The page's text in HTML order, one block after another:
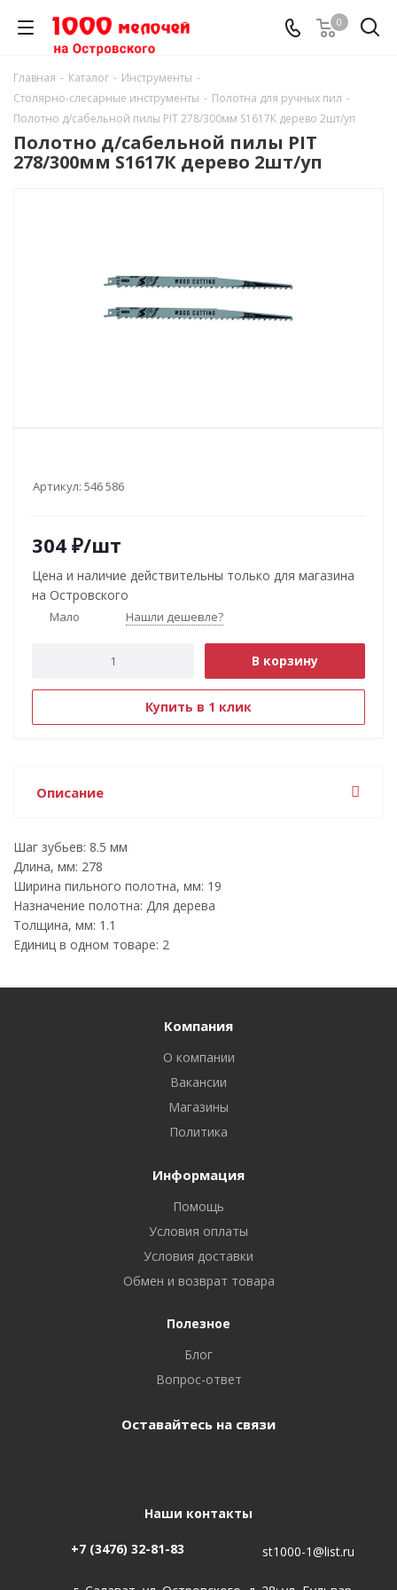
0
Главная - Каталог - Инструменты -
Столярно-слесарные инструменты - Полотна для ручных пил -
Полотно д/сабельной пилы PIT 278/300мм S1617К дерево 2шт/уп
Полотно д/сабельной пилы PIT
278/300мм S1617К дерево 2шт/уп
Артикул: 546 586
304 ₽/шт
Цена и наличие действительны только для магазина
на Островского
Мало Нашли дешевле?
В корзину
Купить в 1 клик
Описание
Шаг зубьев: 8.5 мм
Длина, мм: 278
Ширина пильного полотна, мм: 19
Назначение полотна: Для дерева
Толщина, мм: 1.1
Единиц в одном товаре: 2
Компания
О компании
Вакансии
Магазины
Политика
Информация
Помощь
Условия оплаты
Условия доставки
Обмен и возврат товара
Полезное
Блог
Вопрос-ответ
Оставайтесь на связи
Наши контакты
+7 (3476) 32-81-83 st1000-1@list.ru